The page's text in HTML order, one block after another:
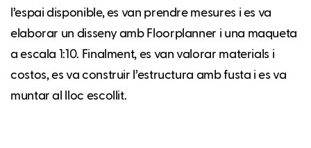
l’espai disponible, es van prendre mesures i es va
elaborar un disseny amb Floorplanner i una maqueta
a escala 1:10. Finalment, es van valorar materials i
costos, es va construir l’estructura amb fusta i es va
muntar al lloc escollit.